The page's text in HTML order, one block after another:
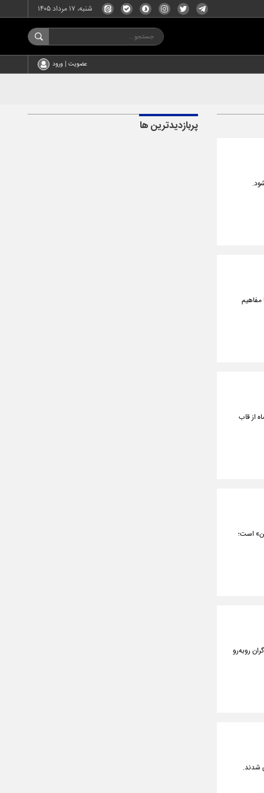
شنبه، ۱۷ مرداد ۱۴۰۵
عضویت | ورود
مفاهیم
از قاب
است؛
روبه‌رو
شدند.
پربازدیدترین ها